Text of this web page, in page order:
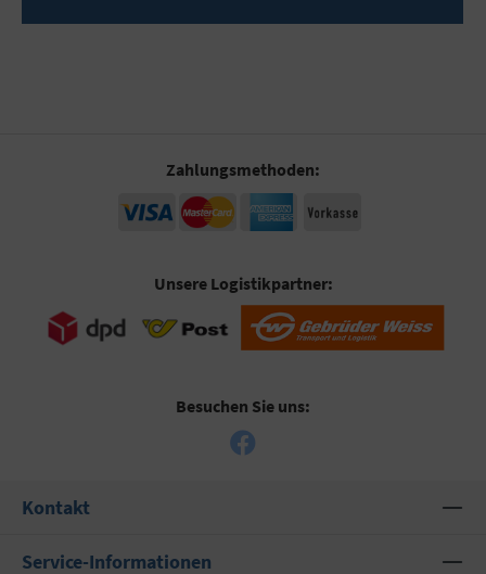
Zahlungsmethoden:
Unsere Logistikpartner:
Besuchen Sie uns:
Kontakt
Service-Informationen